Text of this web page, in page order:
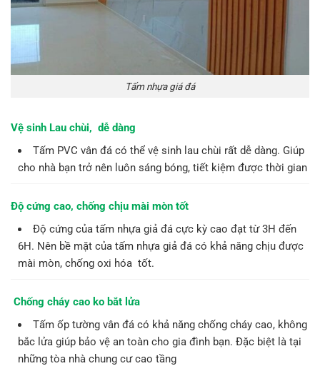
Tấm nhựa giá đá
Vệ sinh Lau chùi, dễ dàng
Tấm PVC vân đá có thể vệ sinh lau chùi rất dễ dàng. Giúp
cho nhà bạn trở nên luôn sáng bóng, tiết kiệm được thời gian
Độ cứng cao, chống chịu mài mòn tốt
Độ cứng của tấm nhựa giả đá cực kỳ cao đạt từ 3H đến
6H. Nên bề mặt của tấm nhựa giả đá có khả năng chịu được
mài mòn, chống oxi hóa tốt.
Chống cháy cao ko bắt lửa
Tấm ốp tường vân đá có khả năng chống cháy cao, không
bắc lửa giúp bảo vệ an toàn cho gia đình bạn. Đặc biệt là tại
những tòa nhà chung cư cao tầng